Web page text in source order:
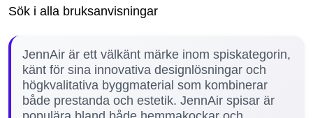
Sök i alla bruksanvisningar
JennAir är ett välkänt märke inom spiskategorin,
känt för sina innovativa designlösningar och
högkvalitativa byggmaterial som kombinerar
både prestanda och estetik. JennAir spisar är